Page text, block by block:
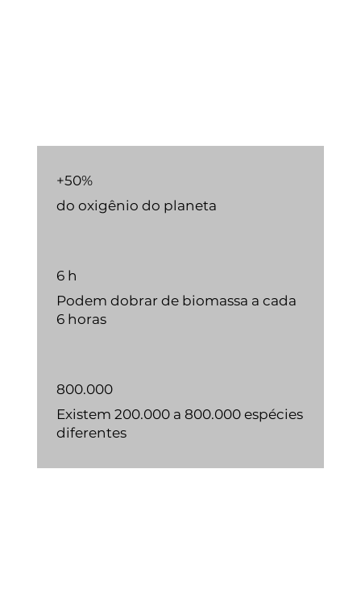
+50%
do oxigênio do planeta
6 h
Podem dobrar de biomassa a cada
6 horas
800.000
Existem 200.000 a 800.000 espécies
diferentes